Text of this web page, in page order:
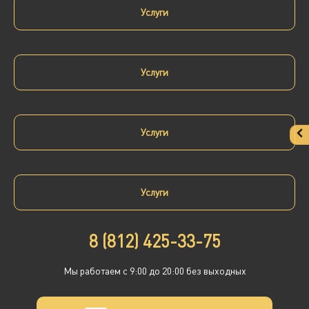
Услуги
Услуги
Услуги
Услуги
8 (812) 425-33-75
Мы работаем с 9:00 до 20:00 без выходных